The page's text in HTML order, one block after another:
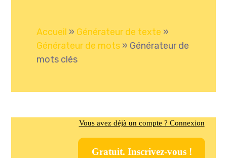
Accueil » Générateur de texte »
Générateur de mots » Générateur de
mots clés
Vous avez déjà un compte ? Connexion
Gratuit. Inscrivez-vous !